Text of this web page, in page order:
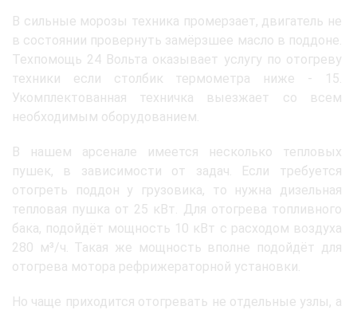
В сильные морозы техника промерзает, двигатель не
в состоянии провернуть замёрзшее масло в поддоне.
Техпомощь 24 Вольта оказывает услугу по отогреву
техники если столбик термометра ниже - 15.
Укомплектованная техничка выезжает со всем
необходимым оборудованием.
В нашем арсенале имеется несколько тепловых
пушек, в зависимости от задач. Если требуется
отогреть поддон у грузовика, то нужна дизельная
тепловая пушка от 25 кВт. Для отогрева топливного
бака, подойдёт мощность 10 кВт с расходом воздуха
280 м³/ч. Такая же мощность вполне подойдёт для
отогрева мотора рефрижераторной установки.
Но чаще приходится отогревать не отдельные узлы, а